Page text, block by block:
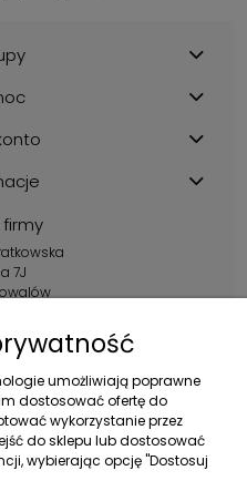
7J
983
16:00
umożliwiają poprawne
dostosować ofertę do
wykorzystanie przez
do sklepu lub dostosować
wybierając opcję "Dostosuj